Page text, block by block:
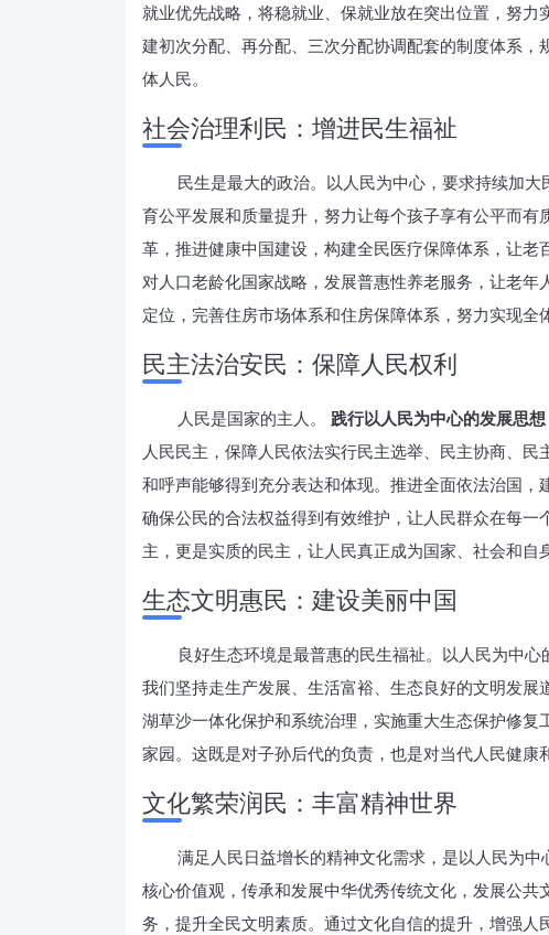
就业优先战略，将稳就业、保就业放在突出位置，努
建初次分配、再分配、三次分配协调配套的制度体系
体人民。
社会治理利民：增进民生福祉
民生是最大的政治。以人民为中心，要求持续加
育公平发展和质量提升，努力让每个孩子享有公平而
革，推进健康中国建设，构建全民医疗保障体系，让
对人口老龄化国家战略，发展普惠性养老服务，让老年
定位，完善住房市场体系和住房保障体系，努力实现全
民主法治安民：保障人民权利
人民是国家的主人。 践行以人民为中心的发展思想
人民民主，保障人民依法实行民主选举、民主协商、
和呼声能够得到充分表达和体现。推进全面依法治国，
确保公民的合法权益得到有效维护，让人民群众在每
主，更是实质的民主，让人民真正成为国家、社会和自
生态文明惠民：建设美丽中国
良好生态环境是最普惠的民生福祉。以人民为中
我们坚持走生产发展、生活富裕、生态良好的文明发
湖草沙一体化保护和系统治理，实施重大生态保护修
家园。这既是对子孙后代的负责，也是对当代人民健康
文化繁荣润民：丰富精神世界
满足人民日益增长的精神文化需求，是以人民为
核心价值观，传承和发展中华优秀传统文化，发展公
务，提升全民文明素质。通过文化自信的提升，增强